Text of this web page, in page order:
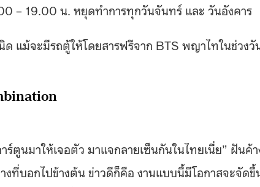
– 19.00 น. หยุดทำการทุกวันจันทร์ และ วันอังคาร
ด แม้จะมีรถตู้ให้โดยสารฟรีจาก BTS พญาไทในช่วงวั
ตูนมาให้เจอตัว มาแจกลายเซ็นกันในไทยเนี่ย” ฝันค้า
ที่บอกไปข้างต้น ข่าวดีก็คือ งานแบบนี้มีโอกาสจะจัดขึ้